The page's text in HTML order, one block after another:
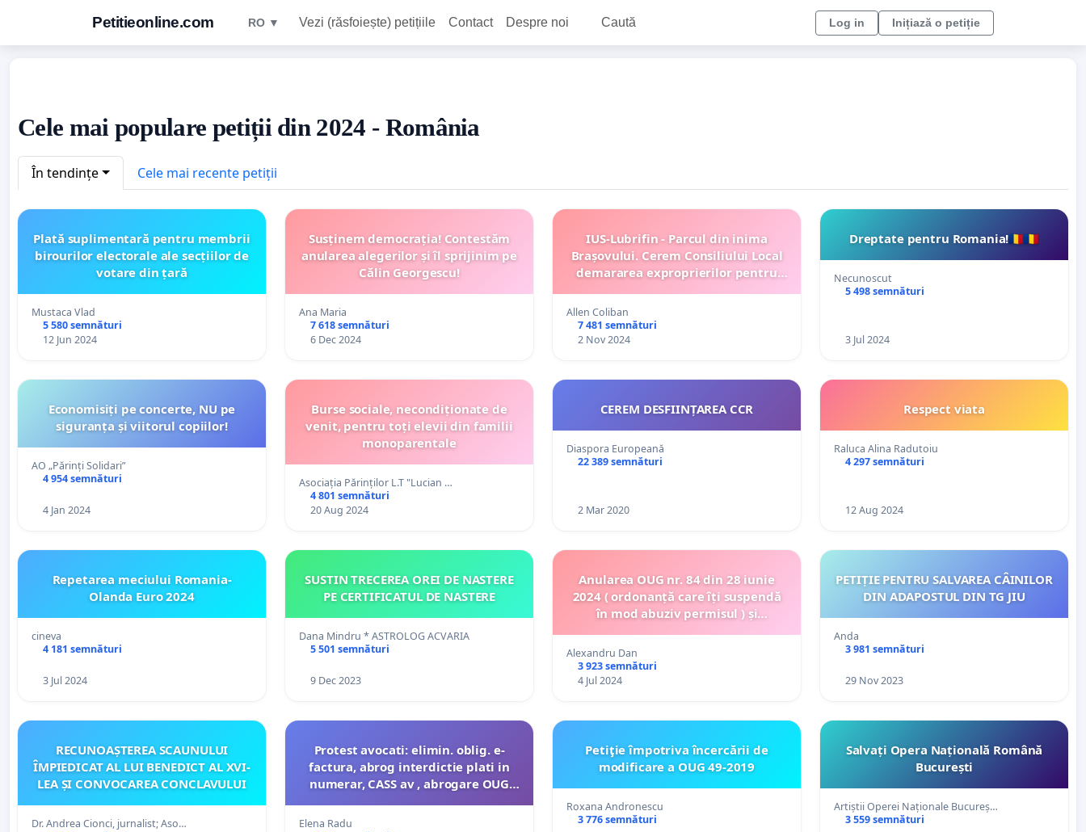
Petitieonline.com RO ▼ Vezi (răsfoiește) petițiile Contact Despre noi Caută Log in Inițiază o petiție
Cele mai populare petiții din 2024 - România
În tendințe Cele mai recente petiții
Plată suplimentară pentru membrii
birourilor electorale ale secțiilor de
votare din țară
Mustaca Vlad
5 580 semnături
12 Jun 2024
Susținem democrația! Contestăm
anularea alegerilor și îl sprijinim pe
Călin Georgescu!
Ana Maria
7 618 semnături
6 Dec 2024
IUS-Lubrifin - Parcul din inima
Brașovului. Cerem Consiliului Local
demararea exproprierilor pentru
Allen Coliban
7 481 semnături
2 Nov 2024
Dreptate pentru Romania!🇷🇴🇷🇴
Necunoscut
5 498 semnături
3 Jul 2024
Economisiți pe concerte, NU pe
siguranța și viitorul copiilor!
AO „Părinți Solidari”
4 954 semnături
4 Jan 2024
Burse sociale, necondiționate de
venit, pentru toți elevii din familii
monoparentale
Asociația Părinților L.T "Lucian …
4 801 semnături
20 Aug 2024
CEREM DESFIINȚAREA CCR
Diaspora Europeană
22 389 semnături
2 Mar 2020
Respect viata
Raluca Alina Radutoiu
4 297 semnături
12 Aug 2024
Repetarea meciului Romania-
Olanda Euro 2024
cineva
4 181 semnături
3 Jul 2024
SUSTIN TRECEREA OREI DE NASTERE
PE CERTIFICATUL DE NASTERE
Dana Mindru * ASTROLOG ACVARIA
5 501 semnături
9 Dec 2023
Anularea OUG nr. 84 din 28 iunie
2024 ( ordonanță care îți suspendă
în mod abuziv permisul ) și
DrugTest cu unele mult mai precise
Alexandru Dan
3 923 semnături
4 Jul 2024
PETIȚIE PENTRU SALVAREA CÂINILOR
DIN ADAPOSTUL DIN TG JIU
Anda
3 981 semnături
29 Nov 2023
RECUNOAȘTEREA SCAUNULUI
ÎMPIEDICAT AL LUI BENEDICT AL XVI-
LEA ȘI CONVOCAREA CONCLAVULUI
Dr. Andrea Cionci, jurnalist; Aso…
Protest avocati: elimin. oblig. e-
factura, abrog interdictie plati in
numerar, CASS av , abrogare OUG
116/2023 (S.I.I.S.N.), respectarea
Elena Radu
Petiţie împotriva încercării de
modificare a OUG 49-2019
Roxana Andronescu
3 776 semnături
Salvați Opera Națională Română
București
Artiștii Operei Naționale Bucureș…
3 559 semnături